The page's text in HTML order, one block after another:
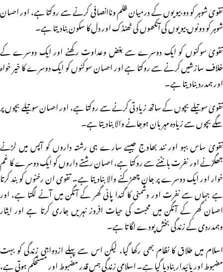
تقویٰ شوہر کو دو بیویوں کے درمیان ظلم وناانصافی کرنے سے روکتا ہے، اور احسان
شوہر کو دونوں بیویوں کی آنکھوں کی ٹھنڈک اور دل کا سکون بنادیتا ہے۔
تقویٰ سوکنوں کو ایک دوسرے سے بغض وعداوت رکھنے اور ایک دوسرے کے
خلاف سازشیں کرنے سے روکتا ہے اور احسان سوکنوں کو ایک دوسرے کا خیر خواہ
اور ہمدرد بنادیتا ہے۔
تقویٰ سوتیلے بچوں کے ساتھ زیادتی کرنے سے روکتا ہے، اور احسان سوتیلے بچوں پر
سگے بچوں سے زیادہ مہربان ہوجانے والا بنادیتا ہے۔
تقویٰ ساس بہو اور نند بھاوج جیسے سارے ہی رشتہ داروں کو آپس میں لڑنے
جھگڑنے اور نفرت بانٹنے سے روکتا ہے، احسان رشتے داروں کو ایک دوسرے کا غم
خوار اور ایک دوسرے پر جان چھڑکنے والا بنادیتا ہے۔ تقوی ان رخنوں کو بند کرتا
ہے جہاں سے نفرت اور دشمنی کا گندا پانی گھر کے آنگن میں آنے لگتا ہے، اور
احسان گھر کے آنگن میں محبت کی حیات افروز نہریں جاری کرتا ہے اور ایثار
وہمدردی کے زندگی بخش پودے لگاتا ہے۔
اسلام میں طلاق کا نظام بھی رکھا گیا، لیکن اس سے پہلے ازدواجی زندگی کو بہت
مضبوط اور پائیدار بنادیا گیا ہے۔ اسلامی زندگی جس قدر مضبوط اور مستحکم ہوتی ہے،